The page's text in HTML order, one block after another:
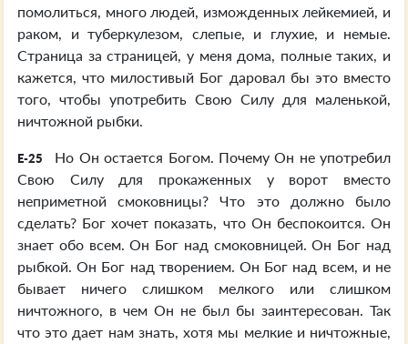
помолиться, много людей, изможденных лейкемией, и
раком, и туберкулезом, слепые, и глухие, и немые.
Страница за страницей, у меня дома, полные таких, и
кажется, что милостивый Бог даровал бы это вместо
того, чтобы употребить Свою Силу для маленькой,
ничтожной рыбки.
E-25
Но Он остается Богом. Почему Он не употребил
Свою Силу для прокаженных у ворот вместо
неприметной смоковницы? Что это должно было
сделать? Бог хочет показать, что Он беспокоится. Он
знает обо всем. Он Бог над смоковницей. Он Бог над
рыбкой. Он Бог над творением. Он Бог над всем, и не
бывает ничего слишком мелкого или слишком
ничтожного, в чем Он не был бы заинтересован. Так
что это дает нам знать, хотя мы мелкие и ничтожные,